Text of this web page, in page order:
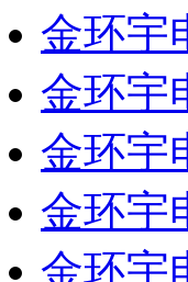
金环宇
金环宇
金环宇
金环宇
金环宇